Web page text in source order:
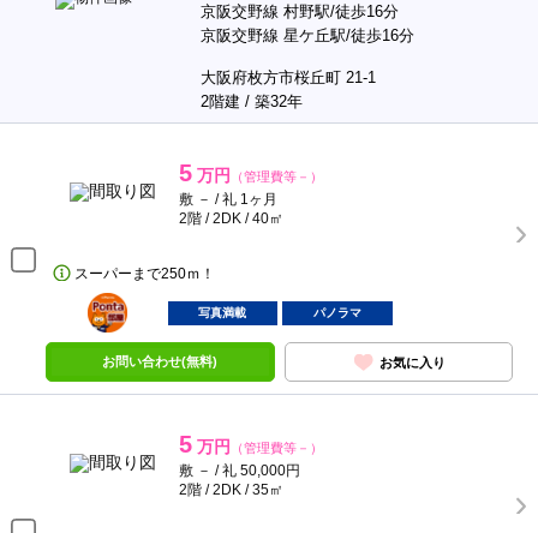
京阪交野線 村野駅/徒歩16分
京阪交野線 星ケ丘駅/徒歩16分
大阪府枚方市桜丘町 21-1
2階建 / 築32年
5 万円 （管理費等－）
敷 － / 礼 1ヶ月
2階 / 2DK / 40㎡
スーパーまで250ｍ！
ポンタ
部屋
写真満載 パノラマ
お問い合わせ(無料) お気に入り
5 万円 （管理費等－）
敷 － / 礼 50,000円
2階 / 2DK / 35㎡